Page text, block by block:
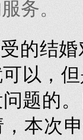
务。
的结
以，
题的
本次